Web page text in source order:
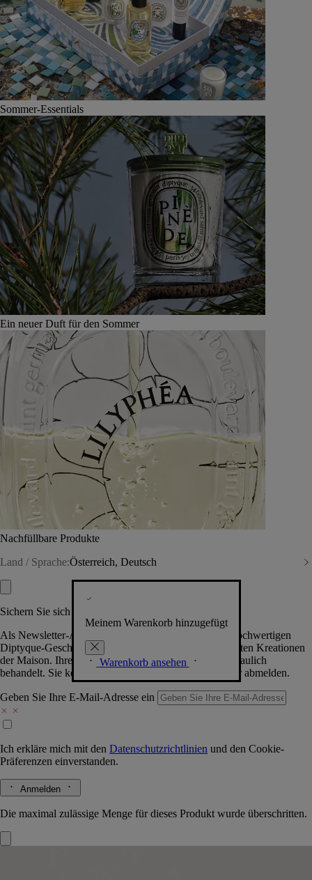
Sommer-Essentials
Ein neuer Duft für den Sommer
Nachfüllbare Produkte
Land / Sprache:Österreich, Deutsch
Meinem Warenkorb hinzugefügt
Warenkorb ansehen
Sichern Sie sich exklusive Vorteile
Als Newsletter-Abonnent.in erhalten Sie Zugang zu hochwertigen
Diptyque-Geschenken, Events & News über die neuesten Kreationen
der Maison. Ihre Daten werden selbstverständlich vertraulich
behandelt. Sie können sich jederzeit problemlos wieder abmelden.
Geben Sie Ihre E-Mail-Adresse ein
Ich erkläre mich mit den Datenschutzrichtlinien und den Cookie-
Präferenzen einverstanden.
Anmelden
Die maximal zulässige Menge für dieses Produkt wurde überschritten.